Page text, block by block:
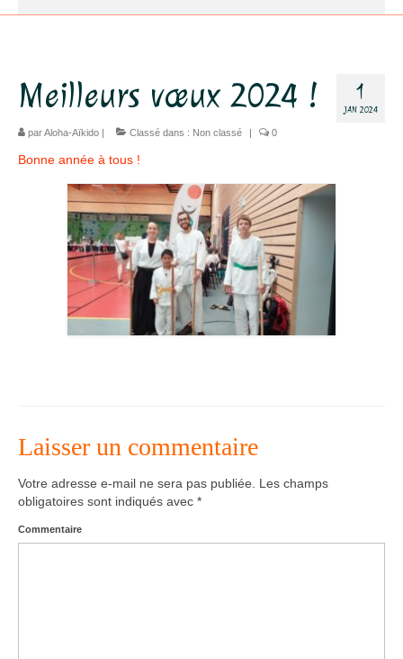
Dojo
Tarifs – Inscription
L’association
Aïkido
L’aïkido
Les Grades
Jo Suburi
Stages
Agenda – Inscription
1
JAN 2024
Meilleurs vœux 2024 !
parAloha-Aïkido | Classé dans : Non classé | 0
Bonne année à tous !
Laisser un commentaire
Votre adresse e-mail ne sera pas publiée.
Les champs
obligatoires sont indiqués avec *
Commentaire